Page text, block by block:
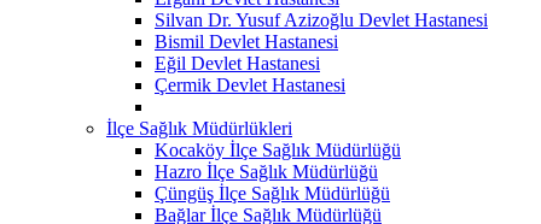
Silvan Dr. Yusuf Azizoğlu Devlet Hastanesi
Bismil Devlet Hastanesi
Eğil Devlet Hastanesi
Çermik Devlet Hastanesi
İlçe Sağlık Müdürlükleri
Kocaköy İlçe Sağlık Müdürlüğü
Hazro İlçe Sağlık Müdürlüğü
Çüngüş İlçe Sağlık Müdürlüğü
Bağlar İlçe Sağlık Müdürlüğü